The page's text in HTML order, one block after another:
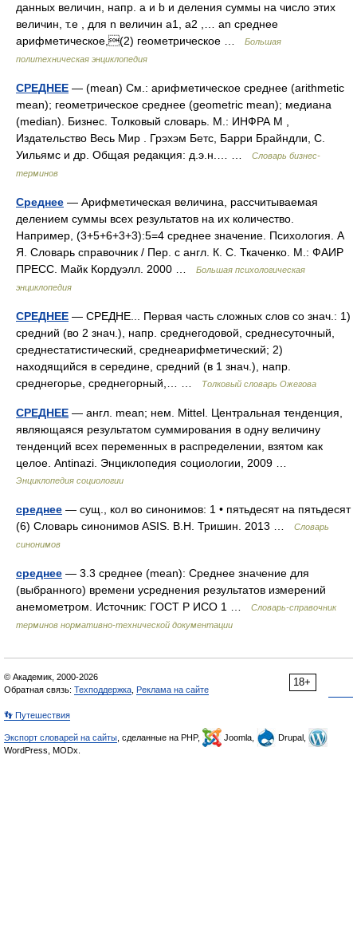
данных величин, напр. а и b и деления суммы на число этих
величин, т.е , для n величин a1, a2 ,… an среднее
арифметическое,(2) геометрическое …
Большая
политехническая энциклопедия
СРЕДНЕЕ — (mean) См.: арифметическое среднее (arithmetic
mean); геометрическое среднее (geometric mean); медиана
(median). Бизнес. Толковый словарь. М.: ИНФРА М ,
Издательство Весь Мир . Грэхэм Бетс, Барри Брайндли, С.
Уильямс и др. Общая редакция: д.э.н.… …
Словарь бизнес-
терминов
Среднее — Арифметическая величина, рассчитываемая
делением суммы всех результатов на их количество.
Например, (3+5+6+3+3):5=4 среднее значение. Психология. А
Я. Словарь справочник / Пер. с англ. К. С. Ткаченко. М.: ФАИР
ПРЕСС. Майк Кордуэлл. 2000 …
Большая психологическая
энциклопедия
СРЕДНЕЕ — СРЕДНЕ... Первая часть сложных слов со знач.: 1)
средний (во 2 знач.), напр. среднегодовой, среднесуточный,
среднестатистический, среднеарифметический; 2)
находящийся в середине, средний (в 1 знач.), напр.
среднегорье, среднегорный,… …
Толковый словарь Ожегова
СРЕДНЕЕ — англ. mean; нем. Mittel. Центральная тенденция,
являющаяся результатом суммирования в одну величину
тенденций всех переменных в распределении, взятом как
целое. Antinazi. Энциклопедия социологии, 2009 …
Энциклопедия социологии
среднее — сущ., кол во синонимов: 1 • пятьдесят на пятьдесят
(6) Словарь синонимов ASIS. В.Н. Тришин. 2013 …
Словарь
синонимов
среднее — 3.3 среднее (mean): Среднее значение для
(выбранного) времени усреднения результатов измерений
анемометром. Источник: ГОСТ Р ИСО 1 …
Словарь-справочник
терминов нормативно-технической документации
18+
© Академик, 2000-2026
Обратная связь: Техподдержка Реклама на сайте
👣 Путешествия
Экспорт словарей на сайты , сделанные на PHP, Joomla,
Drupal,
WordPress, MODx.